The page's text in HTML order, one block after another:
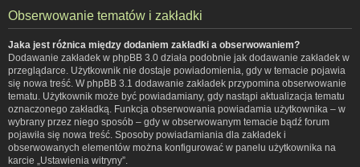
Obserwowanie tematów i zakładki
Jaka jest różnica między dodaniem zakładki a obserwowaniem?
Dodawanie zakładek w phpBB 3.0 działa podobnie jak dodawanie zakładek w
przeglądarce. Użytkownik nie dostaje powiadomienia, gdy w temacie pojawia
się nowa treść. W phpBB 3.1 dodawanie zakładek przypomina obserwowanie
tematu. Użytkownik może być powiadamiany, gdy nastąpi aktualizacja tematu
oznaczonego zakładką. Funkcja obserwowania powiadamia użytkownika – w
wybrany przez niego sposób – gdy w obserwowanym temacie bądź forum
pojawiła się nowa treść. Sposoby powiadamiania dla zakładek i
obserwowanych elementów można konfigurować w panelu użytkownika na
karcie „Ustawienia witryny”.